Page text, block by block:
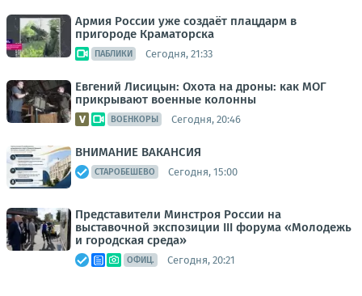
Армия России уже создаёт плацдарм в
пригороде Краматорска
ПАБЛИКИ Сегодня, 21:33
Евгений Лисицын: Охота на дроны: как МОГ
прикрывают военные колонны
ВОЕНКОРЫ Сегодня, 20:46
ВНИМАНИЕ ВАКАНСИЯ
СТАРОБЕШЕВО Сегодня, 15:00
Представители Минстроя России на
выставочной экспозиции III форума «Молодежь
и городская среда»
ОФИЦ. Сегодня, 20:21